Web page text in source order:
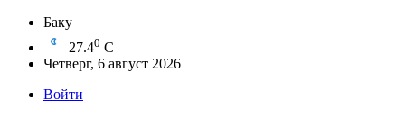
Баку
27.40 C
Четверг, 6 август 2026
Войти